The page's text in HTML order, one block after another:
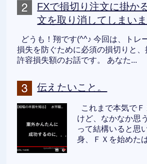
FXで損切り注文に掛か
文を取り消してしまいま
どうも！翔です(^^♪ 今回は、トレ
損失を防ぐために必須の損切りと、
許容損失額のお話です。 あなた...
伝えたいこと。
これまで本気で
けど、なかなか思
って結構いると思
身、ＦＸを始めた